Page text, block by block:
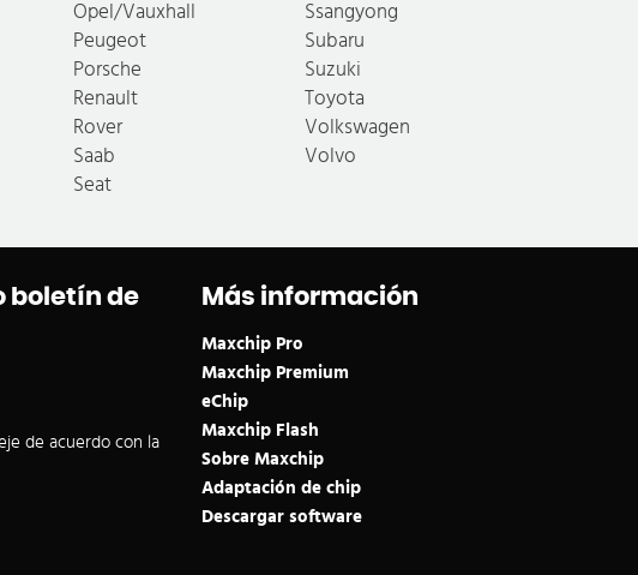
Opel/Vauxhall
Peugeot
Porsche
Renault
Rover
Saab
Seat
Ssangyong
Subaru
Suzuki
Toyota
Volkswagen
Volvo
boletín de
de acuerdo con la
Más información
Maxchip Pro
Maxchip Premium
eChip
Maxchip Flash
Sobre Maxchip
Adaptación de chip
Descargar software